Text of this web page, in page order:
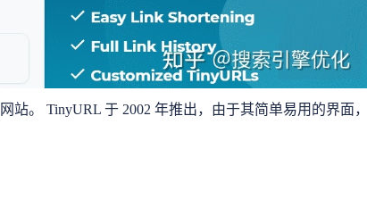
站。 TinyURL 于 2002 年推出，由于其简单易用的界面